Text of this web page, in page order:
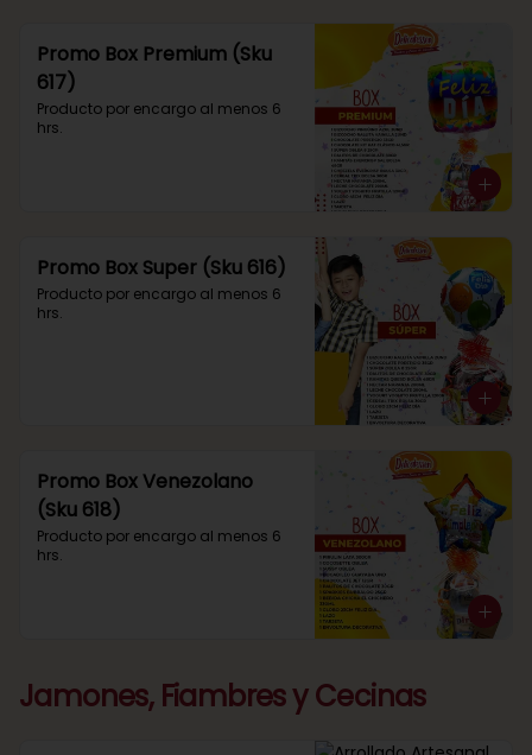
Promo Box Premium (Sku
617)
Producto por encargo al menos 6
hrs.
Promo Box Super (Sku 616)
Producto por encargo al menos 6
hrs.
Promo Box Venezolano
(Sku 618)
Producto por encargo al menos 6
hrs.
Jamones, Fiambres y Cecinas